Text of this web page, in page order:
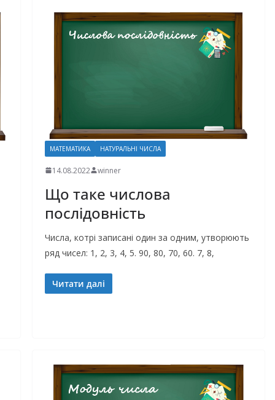
МАТЕМАТИКА НАТУРАЛЬНІ ЧИСЛА
14.08.2022 winner
Що таке числова
послідовність
Числа, котрі записані один за одним, утворюють
ряд чисел: 1, 2, 3, 4, 5. 90, 80, 70, 60. 7, 8,
Читати далі